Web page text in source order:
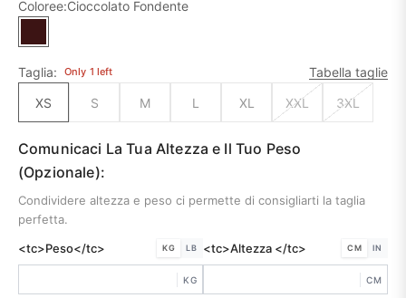
Coloree:Cioccolato Fondente
Cioccolato Fondente
Taglia:
Only 1 left
Tabella taglie
XS
S M L XL XXL 3XL
Comunicaci La Tua Altezza e Il Tuo Peso
(Opzionale):
Condividere altezza e peso ci permette di consigliarti la taglia
perfetta.
<tc>Peso</tc>
KG LB
KG
<tc>Altezza </tc> CM IN
CM